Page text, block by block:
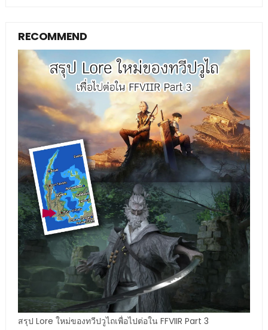
RECOMMEND
สรุป Lore ใหม่ของทวีปวูไถเพื่อไปต่อใน FFVIIR Part 3